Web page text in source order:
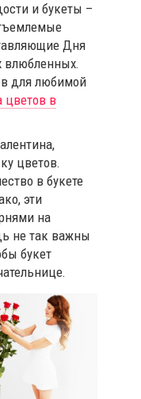
и букеты –
Дня
влюбленных.
для любимой
цветов в
цветов.
в букете
эти
на
не так важны
букет